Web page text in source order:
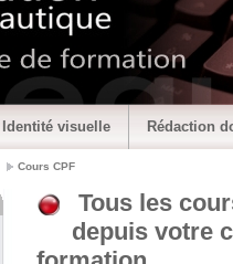
Identité visuelle Rédaction
Cours CPF
Tous les
depuis votre